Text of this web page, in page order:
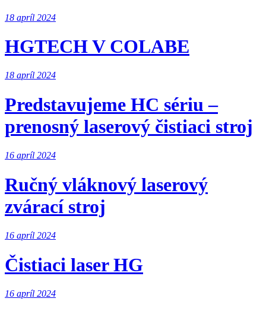
18 apríl 2024
HGTECH V COLABE
18 apríl 2024
Predstavujeme HC sériu –
prenosný laserový čistiaci stroj
16 apríl 2024
Ručný vláknový laserový
zvárací stroj
16 apríl 2024
Čistiaci laser HG
16 apríl 2024